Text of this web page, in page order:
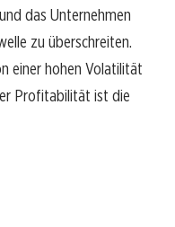
das Unternehmen
zu überschreiten.
einer hohen Volatilität
Profitabilität ist die